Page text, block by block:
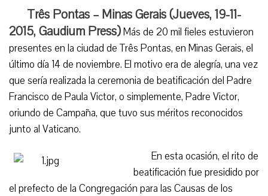
Três Pontas – Minas Gerais (Jueves, 19-11-
2015, Gaudium Press)Más de 20 mil fieles estuvieron
presentes en la ciudad de Três Pontas, en Minas Gerais, el
último día 14 de noviembre. El motivo era de alegría, una vez
que sería realizada la ceremonia de beatificación del Padre
Francisco de Paula Victor, o simplemente, Padre Victor,
oriundo de Campaña, que tuvo sus méritos reconocidos
junto al Vaticano.
En esta ocasión, el rito de
beatificación fue presidido por
el prefecto de la Congregación para las Causas de los